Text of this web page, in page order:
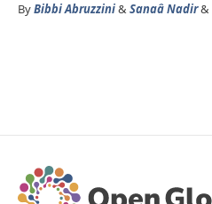
ByBibbi Abruzzini&Sanaâ Nadir&